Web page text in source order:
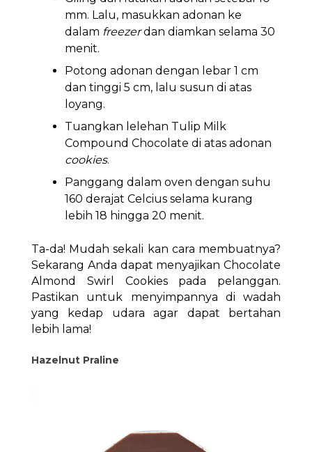
mm. Lalu, masukkan adonan ke
dalam freezerdan diamkan selama 30
menit.
Potong adonan dengan lebar 1 cm
dan tinggi 5 cm, lalu susun di atas
loyang.
Tuangkan lelehan Tulip Milk
Compound Chocolate di atas adonan
cookies.
Panggang dalam oven dengan suhu
160 derajat Celcius selama kurang
lebih 18 hingga 20 menit.
Ta-da! Mudah sekali kan cara membuatnya?
Sekarang Anda dapat menyajikan Chocolate
Almond Swirl Cookies pada pelanggan.
Pastikan untuk menyimpannya di wadah
yang kedap udara agar dapat bertahan
lebih lama!
Hazelnut Praline